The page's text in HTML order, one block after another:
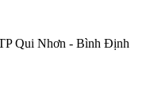
Qui Nhơn - Bình Định